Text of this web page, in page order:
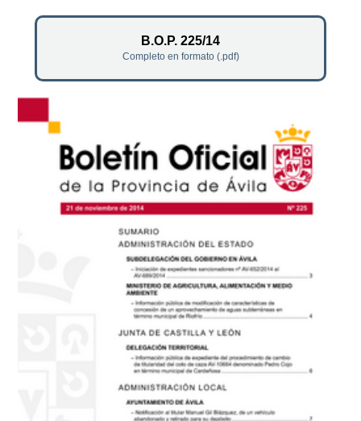
B.O.P. 225/14
Completo en formato (.pdf)